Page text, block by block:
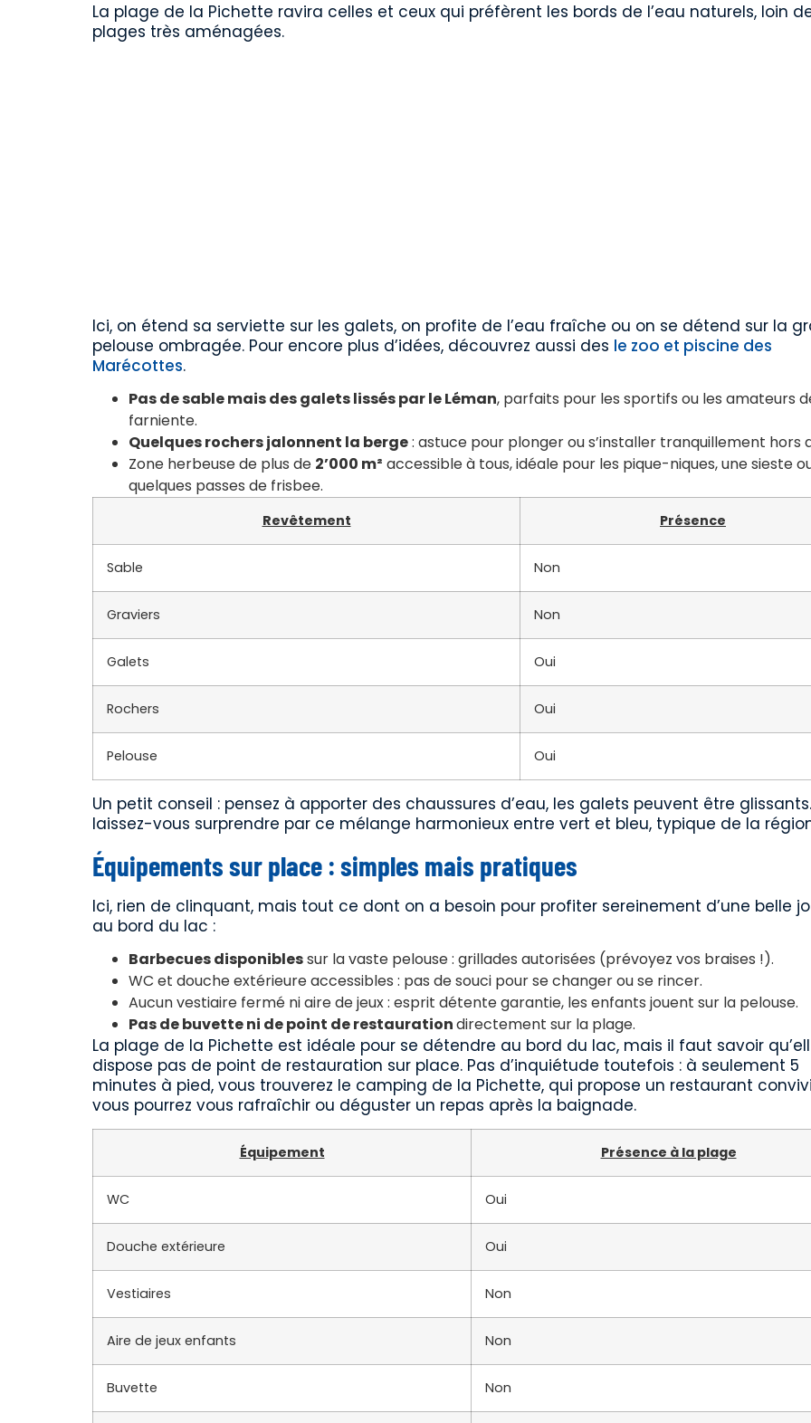
La plage de la Pichette ravira celles et ceux qui préfèrent les bords de l’eau naturels, loin
plages très aménagées.
Ici, on étend sa serviette sur les galets, on profite de l’eau fraîche ou on se détend sur la
pelouse ombragée. Pour encore plus d’idées, découvrez aussi des le zoo et piscine des
Marécottes.
Pas de sable mais des galets lissés par le Léman, parfaits pour les sportifs ou les amateurs
farniente.
Quelques rochers jalonnent la berge: astuce pour plonger ou s’installer tranquillement hors
Zone herbeuse de plus de 2’000 m² accessible à tous, idéale pour les pique-niques, une sieste
quelques passes de frisbee.
Revêtement Présence
Sable Non
Graviers Non
Galets Oui
Rochers Oui
Pelouse Oui
Un petit conseil : pensez à apporter des chaussures d’eau, les galets peuvent être
laissez-vous surprendre par ce mélange harmonieux entre vert et bleu, typique de la
Équipements sur place : simples mais pratiques
Ici, rien de clinquant, mais tout ce dont on a besoin pour profiter sereinement d’une belle
au bord du lac :
Barbecues disponiblessur la vaste pelouse : grillades autorisées (prévoyez vos braises !).
WC et douche extérieure accessibles : pas de souci pour se changer ou se rincer.
Aucun vestiaire fermé ni aire de jeux : esprit détente garantie, les enfants jouent sur la pelouse.
Pas de buvette ni de point de restaurationdirectement sur la plage.
La plage de la Pichette est idéale pour se détendre au bord du lac, mais il faut savoir
dispose pas de point de restauration sur place. Pas d’inquiétude toutefois : à seulement 5
minutes à pied, vous trouverez le camping de la Pichette, qui propose un restaurant
vous pourrez vous rafraîchir ou déguster un repas après la baignade.
Équipement Présence à la plage
WC Oui
Douche extérieure Oui
Vestiaires Non
Aire de jeux enfants Non
Buvette Non